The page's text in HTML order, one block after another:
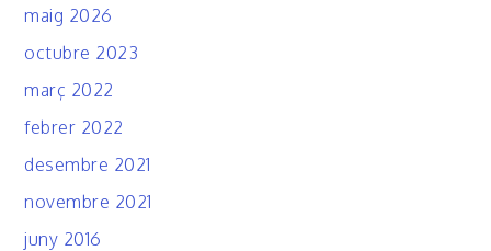
maig 2026
octubre 2023
març 2022
febrer 2022
desembre 2021
novembre 2021
juny 2016